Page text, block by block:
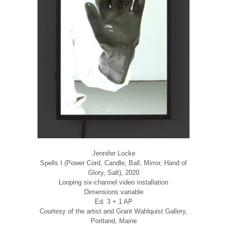
Jennifer Locke
Spells I (Power Cord, Candle, Ball, Mirror, Hand of
Glory, Salt), 2020
Looping six-channel video installation
Dimensions variable
Ed. 3 + 1 AP
Courtesy of the artist and Grant Wahlquist Gallery,
Portland, Maine